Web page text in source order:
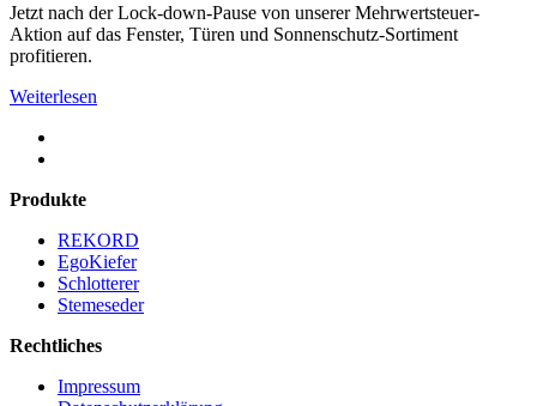
Jetzt nach der Lock-down-Pause von unserer Mehrwertsteuer-
Aktion auf das Fenster, Türen und Sonnenschutz-Sortiment
profitieren.
Weiterlesen
Produkte
REKORD
EgoKiefer
Schlotterer
Stemeseder
Rechtliches
Impressum